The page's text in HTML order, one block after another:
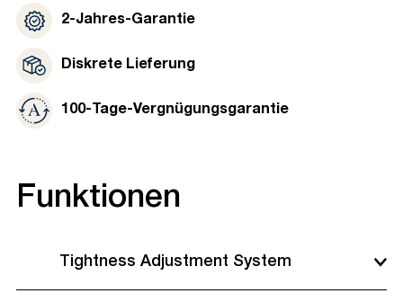
2-Jahres-Garantie
Diskrete Lieferung
100-Tage-Vergnügungsgarantie
Funktionen
Tightness Adjustment System